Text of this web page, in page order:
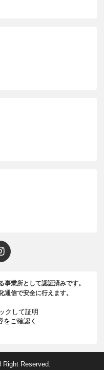
業所として認証済みです。
信で安全に行えます。
Reserved.